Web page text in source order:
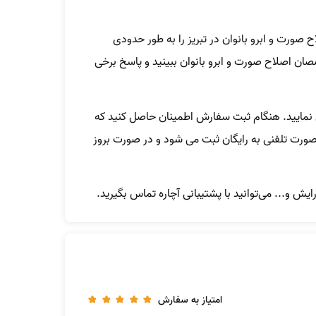
و ابرو بانوان در تبریز را به طور حدودی
اصلاح صورت و ابرو بانوان ببینید و پاسخ برخی
نمایید. هنگام ثبت سفارش اطمینان حاصل کنید که
تلفنی به رایگان ثبت می شود و در صورت بروز
و... می‌توانید با پشتیبانی آچاره تماس بگیرید.
امتیاز به سفارش